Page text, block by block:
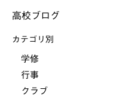
ナ
ゲ
高校ブログ
カテゴリ別
学修
行事
クラブ